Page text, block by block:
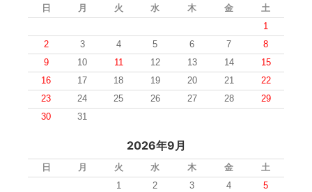
日 月 火 水 木 金
土
1
2
3 4 5 6 7
8
9
10 11 12 13 14
15
16
17 18 19 20 21
22
23
24 25 26 27 28
29
30
31
2026年9月
日 月 火 水 木 金
土
1
2 3 4
5